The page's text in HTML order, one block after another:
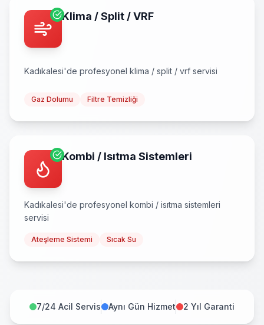
Klima / Split / VRF
Kadıkalesi'de profesyonel klima / split / vrf servisi
Gaz Dolumu Filtre Temizliği
Kombi / Isıtma Sistemleri
Kadıkalesi'de profesyonel kombi / isıtma sistemleri
servisi
Ateşleme Sistemi Sıcak Su
7/24 Acil Servis Aynı Gün Hizmet 2 Yıl Garanti